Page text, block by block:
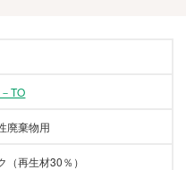
TO
廃棄物用
（再生材30％）